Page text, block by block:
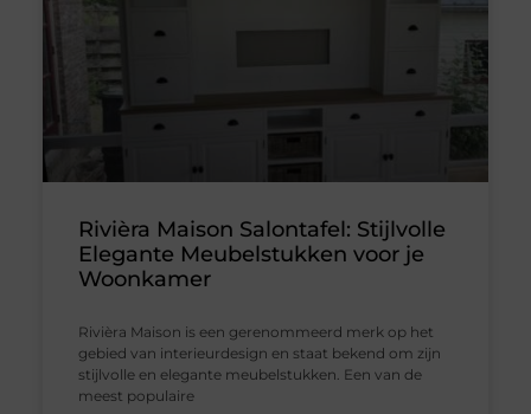
Rivièra Maison Salontafel: Stijlvolle
Elegante Meubelstukken voor je
Woonkamer
Rivièra Maison is een gerenommeerd merk op het
gebied van interieurdesign en staat bekend om zijn
stijlvolle en elegante meubelstukken. Een van de
meest populaire